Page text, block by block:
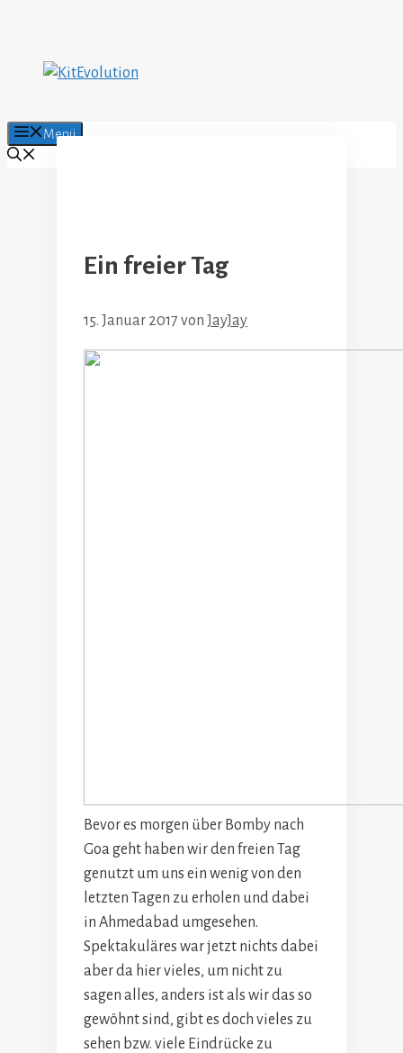
springen
Menü
Ein freier Tag
15. Januar 2017 von JayJay
Bevor es morgen über Bomby nach
Goa geht haben wir den freien Tag
genutzt um uns ein wenig von den
letzten Tagen zu erholen und dabei
in Ahmedabad umgesehen.
Spektakuläres war jetzt nichts dabei
aber da hier vieles, um nicht zu
sagen alles, anders ist als wir das so
gewöhnt sind, gibt es doch vieles zu
sehen bzw. viele Eindrücke zu